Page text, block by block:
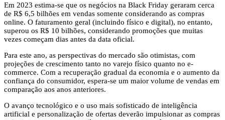
Em 2023 estima-se que os negócios na Black Friday geraram cerca
de R$ 6,5 bilhões em vendas somente considerando as compras
online. O faturamento geral (incluindo físico e digital), no entanto,
superou os R$ 10 bilhões, considerando promoções que muitas
vezes começam dias antes da data oficial.
Para este ano, as perspectivas do mercado são otimistas, com
projeções de crescimento tanto no varejo físico quanto no e-
commerce. Com a recuperação gradual da economia e o aumento da
confiança do consumidor, espera-se um maior volume de vendas em
comparação aos anos anteriores.
O avanço tecnológico e o uso mais sofisticado de inteligência
artificial e personalização de ofertas deverão impulsionar as compras